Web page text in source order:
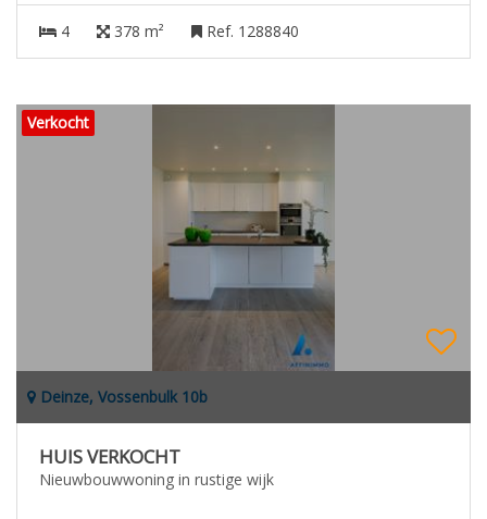
4 378 m² Ref. 1288840
Verkocht
Deinze, Vossenbulk 10b
HUIS VERKOCHT
Nieuwbouwwoning in rustige wijk